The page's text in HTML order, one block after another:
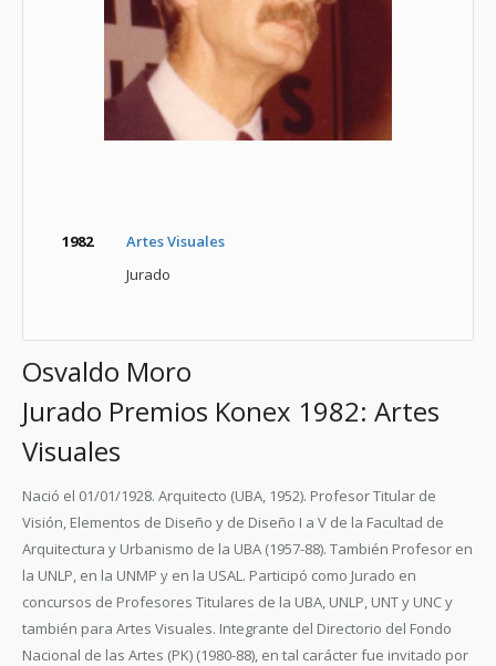
1982
Artes Visuales
Jurado
Osvaldo Moro
Jurado Premios Konex 1982: Artes
Visuales
Nació el 01/01/1928. Arquitecto (UBA, 1952). Profesor Titular de
Visión, Elementos de Diseño y de Diseño I a V de la Facultad de
Arquitectura y Urbanismo de la UBA (1957-88). También Profesor en
la UNLP, en la UNMP y en la USAL. Participó como Jurado en
concursos de Profesores Titulares de la UBA, UNLP, UNT y UNC y
también para Artes Visuales. Integrante del Directorio del Fondo
Nacional de las Artes (PK) (1980-88), en tal carácter fue invitado por